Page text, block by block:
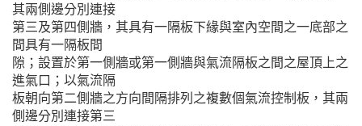
其兩側邊分別連接
第三及第四側牆，其具有一隔板下緣與室內空間之一底部之
間具有一隔板間
隙；設置於第一側牆或第一側牆與氣流隔板之間之屋頂上之
進氣口；以氣流隔
板朝向第二側牆之方向間隔排列之複數個氣流控制板，其兩
側邊分別連接第三